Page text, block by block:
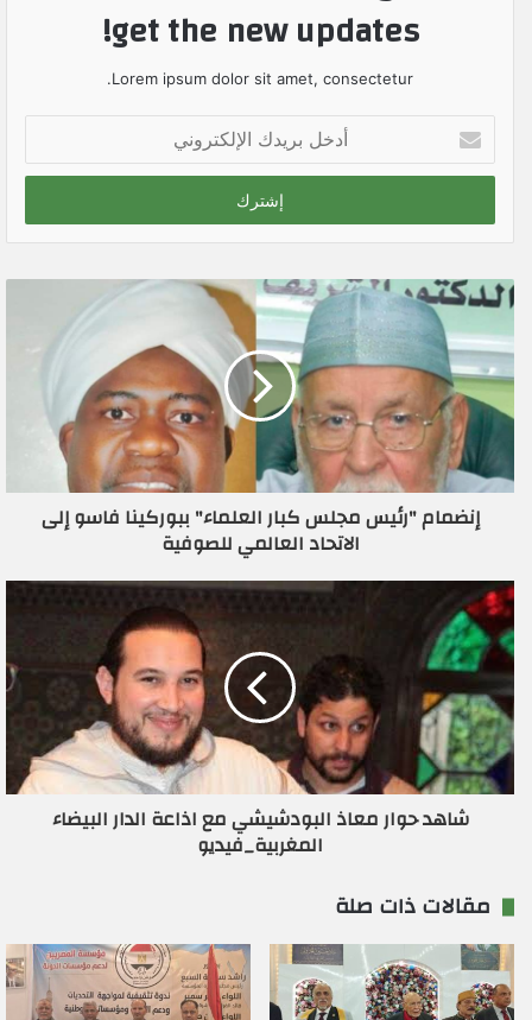
get the new updates!
Lorem ipsum dolor sit amet, consectetur.
خ
ب
ي
د
ا
ل
إ
ت
إنضمام "رئيس مجلس كبار العلماء" ببوركينا فاسو إلى
الاتحاد العالمي للصوفية
شاهد حوار معاذ البودشيشي مع اذاعة الدار البيضاء
المغربية_فيديو
مقالات ذات صلة